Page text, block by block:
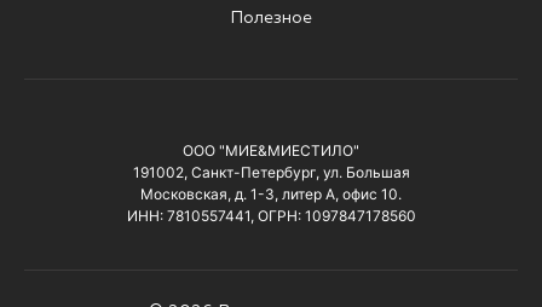
Полезное
ООО "МИЕ&МИЕСТИЛО"
191002, Санкт-Петербург, ул. Большая
Московская, д. 1-3, литер А, офис 10.
ИНН: 7810557441, ОГРН: 1097847178560